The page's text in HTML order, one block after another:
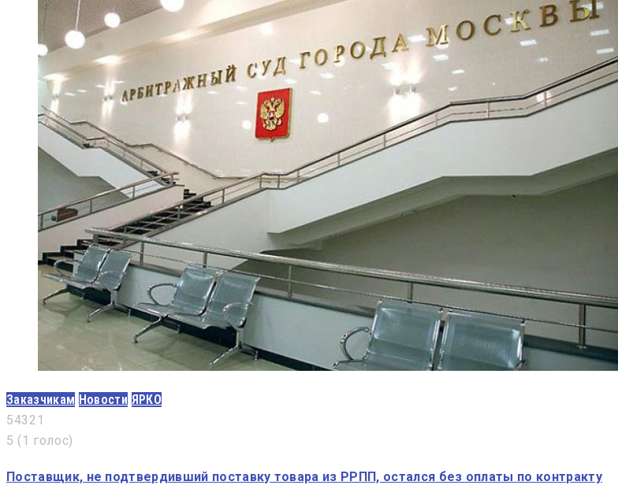
Заказчикам Новости ЯРКО
543 2 1
5 ( 1 голос)
Поставщик, не подтвердивший поставку товара из РРПП, остался без оплаты по контракту